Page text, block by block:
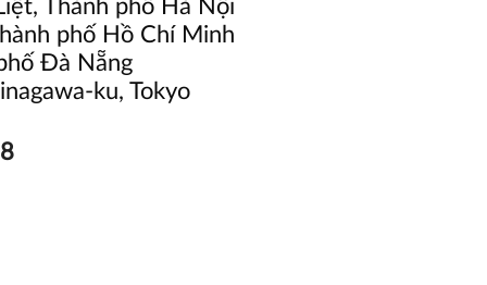
Thành phố Hà Nội
phố Hồ Chí Minh
Đà Nẵng
ku, Tokyo